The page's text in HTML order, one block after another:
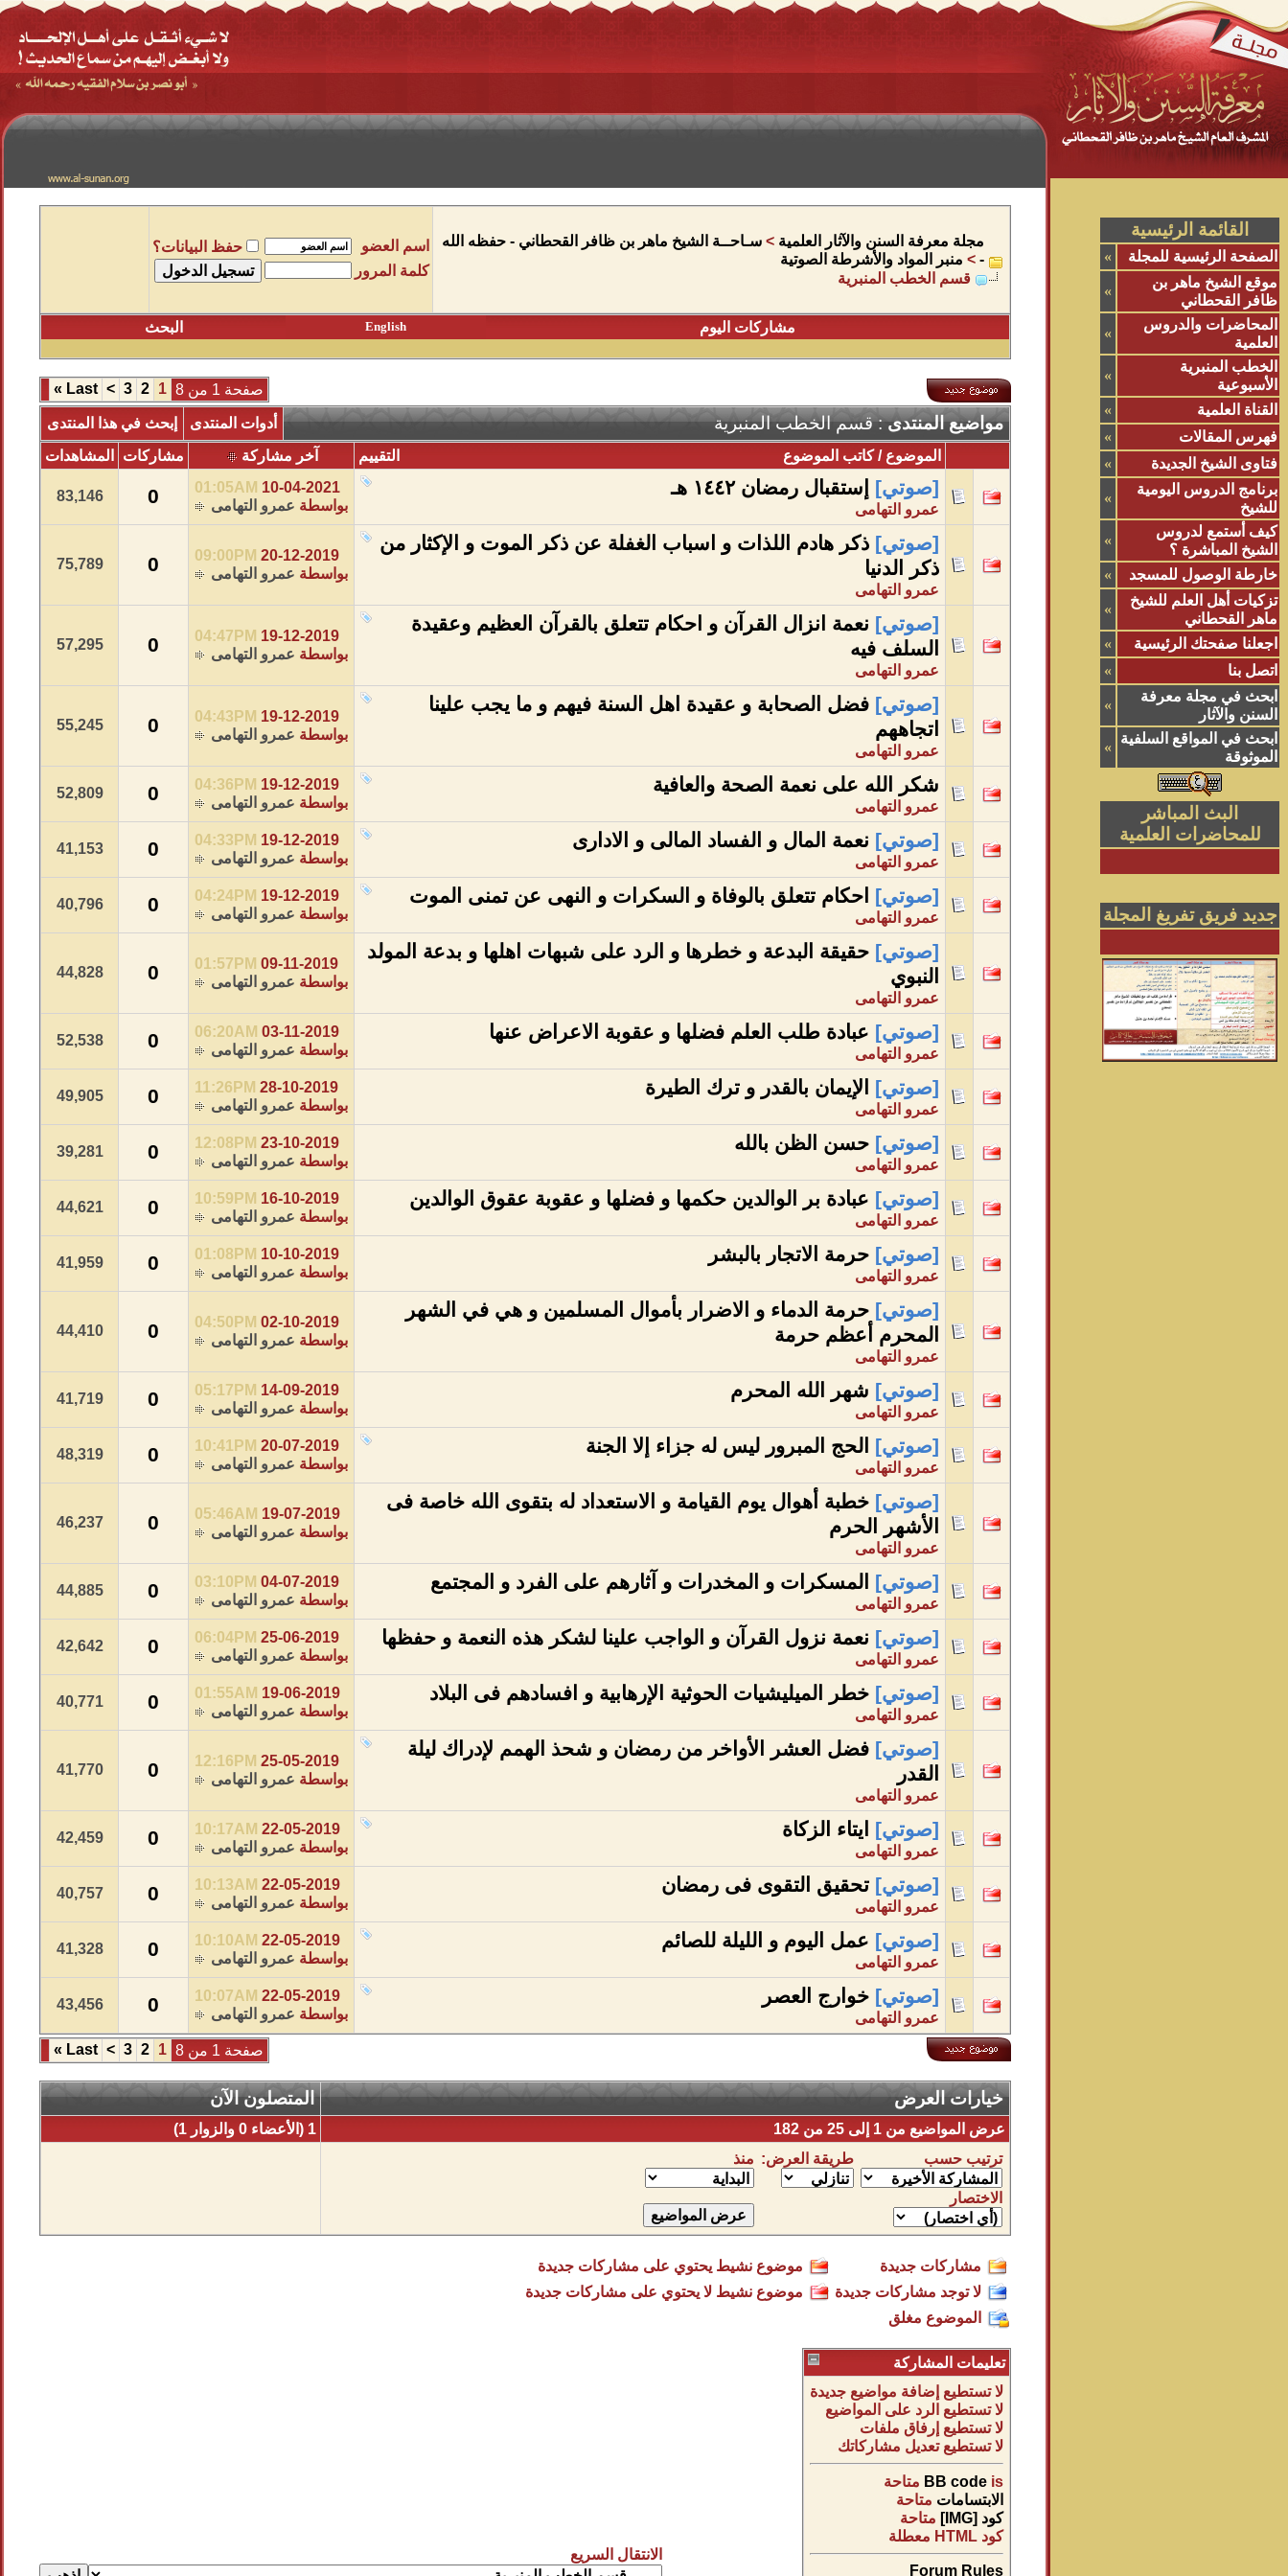
القائمة الرئيسية
الصفحة الرئيسية للمجلة
»
موقع الشيخ ماهر بن
ظافر القحطاني
»
المحاضرات والدروس
العلمية
»
الخطب المنبرية
الأسبوعية
»
القناة العلمية
»
فهرس المقالات
»
فتاوى الشيخ الجديدة
»
برنامج الدروس اليومية
للشيخ
»
كيف أستمع لدروس
الشيخ المباشرة ؟
»
خارطة الوصول للمسجد
»
تزكيات أهل العلم للشيخ
ماهر القحطاني
»
اجعلنا صفحتك الرئيسية
»
اتصل بنا
»
ابحث في مجلة معرفة
السنن والآثار
»
ابحث في المواقع السلفية
الموثوقة
»
البث المباشر
للمحاضرات العلمية
جديد فريق تفريغ المجلة
مجلة معرفة السنن والآثار العلمية > سـاحــة الشيخ ماهر بن ظافر القحطاني - حفظه الله
-
> منبر المواد والأشرطة الصوتية
قسم الخطب المنبرية
اسم العضو
حفظ البيانات؟
كلمة المرور
مشاركات اليوم English البحث
صفحة 1 من 8 1
2
3
>
Last
»
مواضيع المنتدى: قسم الخطب المنبرية أدوات المنتدى
إبحث في هذا المنتدى
التقييم
الموضوع /كاتب الموضوع آخر مشاركة مشاركات المشاهدات
[صوتي] إستقبال رمضان ١٤٤٢ هـ
عمرو التهامى
10-04-2021
01:05AM
بواسطة عمرو التهامى 0
83,146
[صوتي] ذكر هادم اللذات و اسباب الغفلة عن ذكر الموت و الإكثار من
ذكر الدنيا
عمرو التهامى
20-12-2019
09:00PM
بواسطة عمرو التهامى 0
75,789
[صوتي] نعمة انزال القرآن و احكام تتعلق بالقرآن العظيم وعقيدة
السلف فيه
عمرو التهامى
19-12-2019
04:47PM
بواسطة عمرو التهامى 0
57,295
[صوتي] فضل الصحابة و عقيدة اهل السنة فيهم و ما يجب علينا
اتجاههم
عمرو التهامى
19-12-2019
04:43PM
بواسطة عمرو التهامى 0
55,245
شكر الله على نعمة الصحة والعافية
عمرو التهامى
19-12-2019
04:36PM
بواسطة عمرو التهامى 0
52,809
[صوتي] نعمة المال و الفساد المالى و الادارى
عمرو التهامى
19-12-2019
04:33PM
بواسطة عمرو التهامى 0
41,153
[صوتي] احكام تتعلق بالوفاة و السكرات و النهى عن تمنى الموت
عمرو التهامى
19-12-2019
04:24PM
بواسطة عمرو التهامى 0
40,796
[صوتي] حقيقة البدعة و خطرها و الرد على شبهات اهلها و بدعة المولد
النبوي
عمرو التهامى
09-11-2019
01:57PM
بواسطة عمرو التهامى 0
44,828
[صوتي] عبادة طلب العلم فضلها و عقوبة الاعراض عنها
عمرو التهامى
03-11-2019
06:20AM
بواسطة عمرو التهامى 0
52,538
[صوتي] الإيمان بالقدر و ترك الطيرة
عمرو التهامى
28-10-2019
11:26PM
بواسطة عمرو التهامى 0
49,905
[صوتي] حسن الظن بالله
عمرو التهامى
23-10-2019
12:08PM
بواسطة عمرو التهامى 0
39,281
[صوتي] عبادة بر الوالدين حكمها و فضلها و عقوبة عقوق الوالدين
عمرو التهامى
16-10-2019
10:59PM
بواسطة عمرو التهامى 0
44,621
[صوتي] حرمة الاتجار بالبشر
عمرو التهامى
10-10-2019
01:08PM
بواسطة عمرو التهامى 0
41,959
[صوتي] حرمة الدماء و الاضرار بأموال المسلمين و هي في الشهر
المحرم أعظم حرمة
عمرو التهامى
02-10-2019
04:50PM
بواسطة عمرو التهامى 0
44,410
[صوتي] شهر الله المحرم
عمرو التهامى
14-09-2019
05:17PM
بواسطة عمرو التهامى 0
41,719
[صوتي] الحج المبرور ليس له جزاء إلا الجنة
عمرو التهامى
20-07-2019
10:41PM
بواسطة عمرو التهامى 0
48,319
[صوتي] خطبة أهوال يوم القيامة و الاستعداد له بتقوى الله خاصة فى
الأشهر الحرم
عمرو التهامى
19-07-2019
05:46AM
بواسطة عمرو التهامى 0
46,237
[صوتي] المسكرات و المخدرات و آثارهم على الفرد و المجتمع
عمرو التهامى
04-07-2019
03:10PM
بواسطة عمرو التهامى 0
44,885
[صوتي] نعمة نزول القرآن و الواجب علينا لشكر هذه النعمة و حفظها
عمرو التهامى
25-06-2019
06:04PM
بواسطة عمرو التهامى 0
42,642
[صوتي] خطر الميليشيات الحوثية اﻹرهابية و افسادهم فى البلاد
عمرو التهامى
19-06-2019
01:55AM
بواسطة عمرو التهامى 0
40,771
[صوتي] فضل العشر الأواخر من رمضان و شحذ الهمم لإدراك ليلة
القدر
عمرو التهامى
25-05-2019
12:16PM
بواسطة عمرو التهامى 0
41,770
[صوتي] ايتاء الزكاة
عمرو التهامى
22-05-2019
10:17AM
بواسطة عمرو التهامى 0
42,459
[صوتي] تحقيق التقوى فى رمضان
عمرو التهامى
22-05-2019
10:13AM
بواسطة عمرو التهامى 0
40,757
[صوتي] عمل اليوم و الليلة للصائم
عمرو التهامى
22-05-2019
10:10AM
بواسطة عمرو التهامى 0
41,328
[صوتي] خوارج العصر
عمرو التهامى
22-05-2019
10:07AM
بواسطة عمرو التهامى 0
43,456
صفحة 1 من 8 1
2
3
>
Last
»
خيارات العرض المتصلون الآن
عرض المواضيع من 1 إلى 25 من 182
1 (الأعضاء 0 والزوار 1)
ترتيب حسب
طريقة العرض: منذ
الاختصار
مشاركات جديدة
موضوع نشيط يحتوي على مشاركات جديدة
لا توجد مشاركات جديدة
موضوع نشيط لا يحتوي على مشاركات جديدة
الموضوع مغلق
تعليمات المشاركة
لا تستطيع إضافة مواضيع جديدة
لا تستطيع الرد على المواضيع
لا تستطيع إرفاق ملفات
لا تستطيع تعديل مشاركاتك
BB code is
متاحة
الابتسامات متاحة
كود [IMG]
متاحة
كود HTML
معطلة
Forum Rules
الانتقال السريع